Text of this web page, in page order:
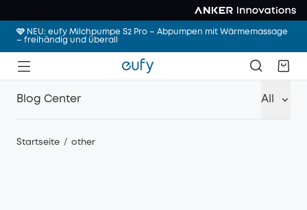
🩷 NEU: eufy Milchpumpe S2 Pro – Abpumpen mit Wärmemassage
– freihändig und überall
Blog Center All
Startseite / other